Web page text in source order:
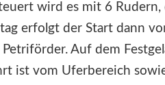
wird es mit 6 Rudern,
erfolgt der Start dann
Auf dem
ist vom Uferbereich